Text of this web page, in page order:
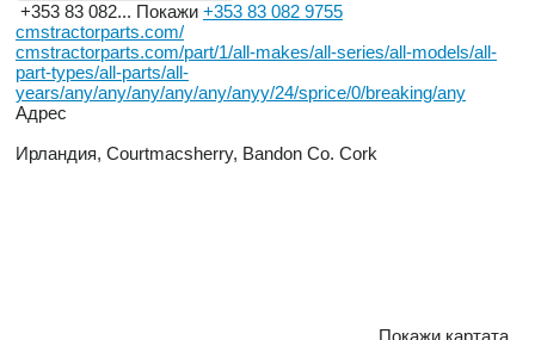
+353 83 082... Покажи +353 83 082 9755
cmstractorparts.com/
cmstractorparts.com/part/1/all-makes/all-series/all-models/all-
part-types/all-parts/all-
years/any/any/any/any/any/anyy/24/sprice/0/breaking/any
Адрес
Ирландия, Courtmacsherry, Bandon Co. Cork